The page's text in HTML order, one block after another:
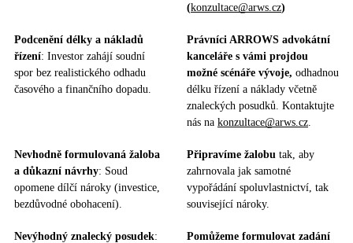
(konzultace@arws.cz)
Podcenění délky a nákladů
řízení: Investor zahájí soudní
spor bez realistického odhadu
časového a finančního dopadu.
Právníci ARROWS advokátní
kanceláře s vámi projdou
možné scénáře vývoje, odhadnou
délku řízení a náklady včetně
znaleckých posudků. Kontaktujte
nás na konzultace@arws.cz
Nevhodně formulovaná žaloba
a důkazní návrhy: Soud
opomene dílčí nároky (investice,
bezdůvodné obohacení).
Připravíme žalobu tak, aby
zahrnovala jak samotné
vypořádání spoluvlastnictví, tak
související nároky.
Nevýhodný znalecký posudek:
Pomůžeme formulovat zadání